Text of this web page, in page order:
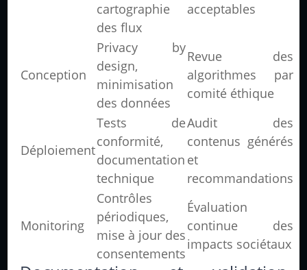
cartographie
des flux
acceptables
Conception
Privacy by
design,
minimisation
des données
Revue des
algorithmes par
comité éthique
Déploiement
Tests de
conformité,
documentation
technique
Audit des
contenus générés
et
recommandations
Monitoring
Contrôles
périodiques,
mise à jour des
consentements
Évaluation
continue des
impacts sociétaux